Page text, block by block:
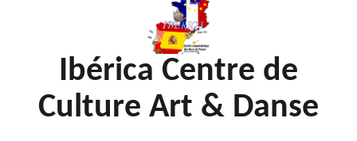
Ibérica Centre de
Culture Art & Danse